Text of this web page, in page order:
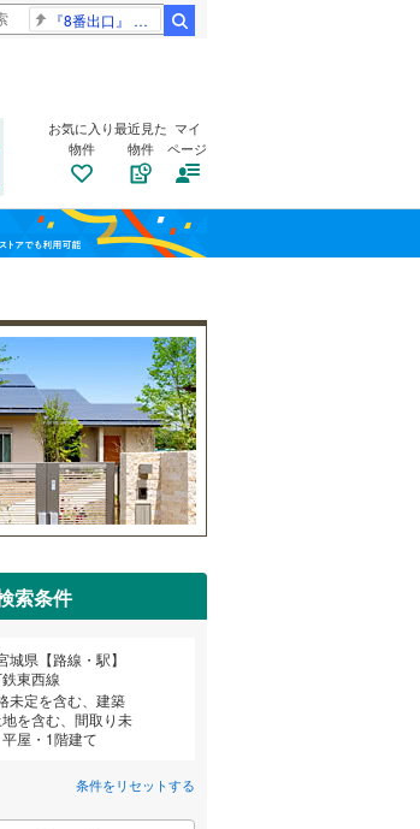
『8番出口』 金ロー
お気に入り
物件
最近見た
物件
マイ
ページ
索条件
城県【路線・駅】
東西線
未定を含む、建築
を含む、間取り未
屋・1階建て
条件をリセットする
児島
条件をリセットする
0)
宿町(0)
町(0)
町(0)
町(2)
条件をリセットする
条件をリセットする
)
(5)
条件をリセットする
(0) 六丁の目
条件をリセットする
所（1）
システム（0）
）
価付き（1）
条件をリセットする